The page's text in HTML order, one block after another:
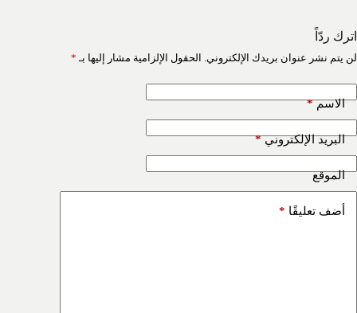
اترك ردّاً
لن يتم نشر عنوان بريدك الإلكتروني. الحقول الإلزامية مشار إليها بـ *
الاسم*
البريد الإلكتروني*
الموقع
أضف تعليقًا *